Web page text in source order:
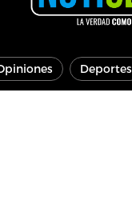
Deportes